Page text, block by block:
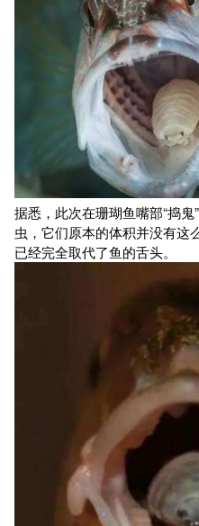
据悉，此次在珊瑚鱼嘴部“捣
虫，它们原本的体积并没有这
已经完全取代了鱼的舌头。